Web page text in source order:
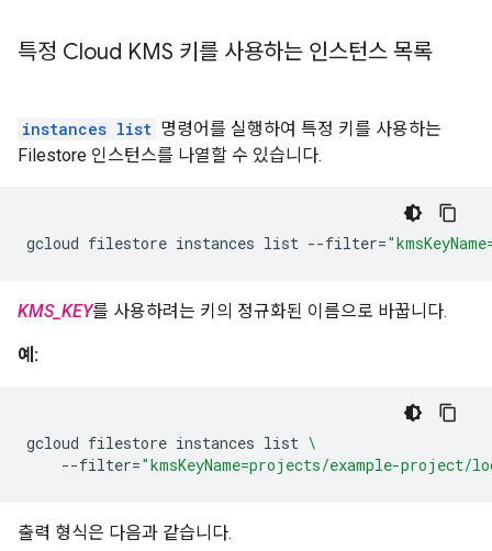
특정 Cloud KMS 키를 사용하는 인스턴스 목록
instances list 명령어를 실행하여 특정 키를 사용하는
Filestore 인스턴스를 나열할 수 있습니다.
gcloud filestore instances list --filter=
KMS_KEY를 사용하려는 키의 정규화된 이름으로 바꿉니다.
예:
gcloud filestore instances list \
--filter="kmsKeyName=projects/example-
출력 형식은 다음과 같습니다.